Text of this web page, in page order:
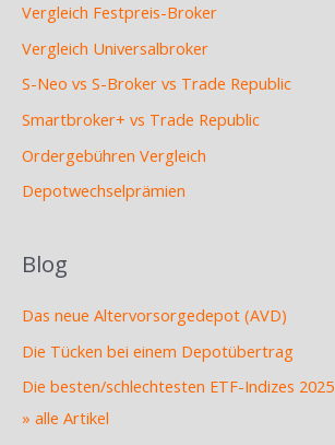
Vergleich Festpreis-Broker
Vergleich Universalbroker
S-Neo vs S-Broker vs Trade Republic
Smartbroker+ vs Trade Republic
Ordergebühren Vergleich
Depotwechselprämien
Blog
Das neue Altervorsorgedepot (AVD)
Die Tücken bei einem Depotübertrag
Die besten/schlechtesten ETF-Indizes 2025
» alle Artikel